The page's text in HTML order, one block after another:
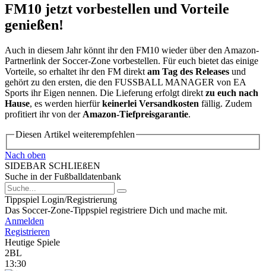
FM10 jetzt vorbestellen und Vorteile
genießen!
Auch in diesem Jahr könnt ihr den FM10 wieder über den Amazon-
Partnerlink der Soccer-Zone vorbestellen. Für euch bietet das einige
Vorteile, so erhaltet ihr den FM direkt am Tag des Releases und
gehört zu den ersten, die den FUSSBALL MANAGER von EA
Sports ihr Eigen nennen. Die Lieferung erfolgt direkt zu euch nach
Hause, es werden hierfürkeinerlei Versandkosten fällig. Zudem
profitiert ihr von der Amazon-Tiefpreisgarantie.
Diesen Artikel weiterempfehlen
Nach oben
SIDEBAR SCHLIEßEN
Suche in der Fußballdatenbank
Tippspiel Login/Registrierung
Das Soccer-Zone-Tippspiel registriere Dich und mache mit.
Anmelden
Registrieren
Heutige Spiele
2BL
13:30